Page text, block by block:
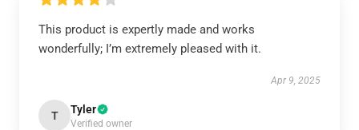
This product is expertly made and works
wonderfully; I’m extremely pleased with it.
Apr 9, 2025
T Tyler
Verified owner